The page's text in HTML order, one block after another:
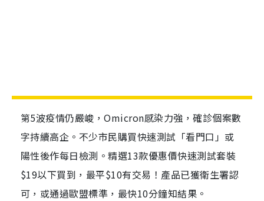
第5波疫情仍嚴峻，Omicron感染力強，確診個案數
字持續高企。不少市民購買快速測試「看門口」或
陽性後作每日檢測。精選13款優惠價快速測試套裝
$19以下買到，最平$10有交易！產品已獲衛生署認
可，或通過歐盟標準，最快10分鐘知結果。